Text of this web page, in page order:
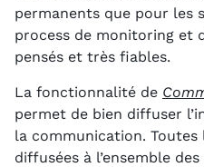
permanents que pour les
process de monitoring et
pensés et très fiables.
La fonctionnalité de
permet de bien diffuser
la communication.
diffusées à l’ensemble